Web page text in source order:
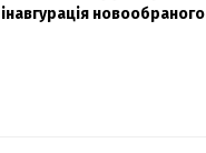
одружився та показав
інавгурація